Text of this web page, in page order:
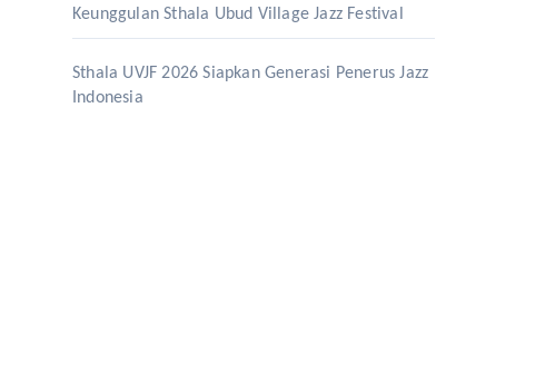
Keunggulan Sthala Ubud Village Jazz Festival
Sthala UVJF 2026 Siapkan Generasi Penerus Jazz
Indonesia